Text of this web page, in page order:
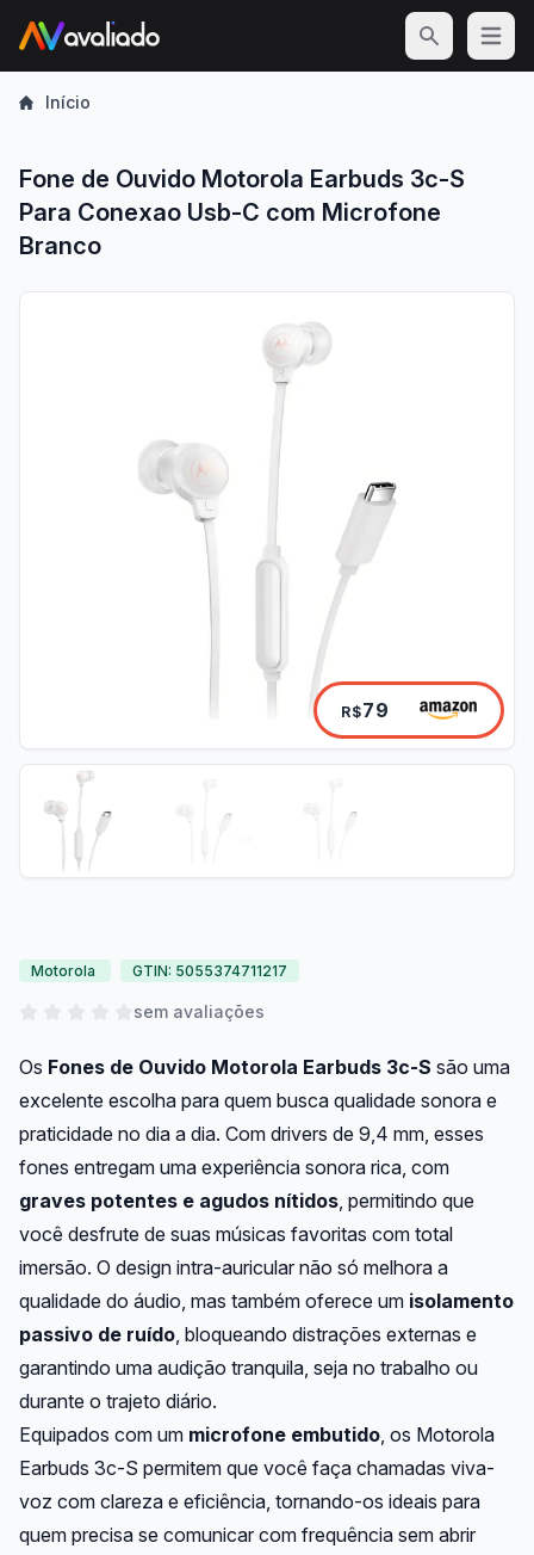
Open
Início
Fone de Ouvido Motorola Earbuds 3c-S
Para Conexao Usb-C com Microfone
Branco
R$79
Motorola GTIN: 5055374711217
sem avaliações
Os Fones de Ouvido Motorola Earbuds 3c-S são uma
excelente escolha para quem busca qualidade sonora e
praticidade no dia a dia. Com drivers de 9,4 mm, esses
fones entregam uma experiência sonora rica, com
graves potentes e agudos nítidos, permitindo que
você desfrute de suas músicas favoritas com total
imersão. O design intra-auricular não só melhora a
qualidade do áudio, mas também oferece um isolamento
passivo de ruído, bloqueando distrações externas e
garantindo uma audição tranquila, seja no trabalho ou
durante o trajeto diário.
Equipados com um microfone embutido, os Motorola
Earbuds 3c-S permitem que você faça chamadas viva-
voz com clareza e eficiência, tornando-os ideais para
quem precisa se comunicar com frequência sem abrir